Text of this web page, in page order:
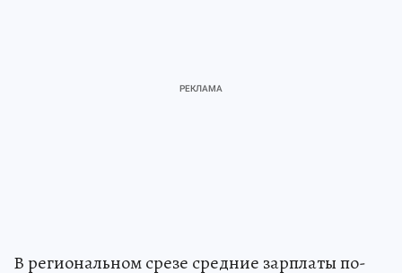
В региональном срезе средние зарплаты по-